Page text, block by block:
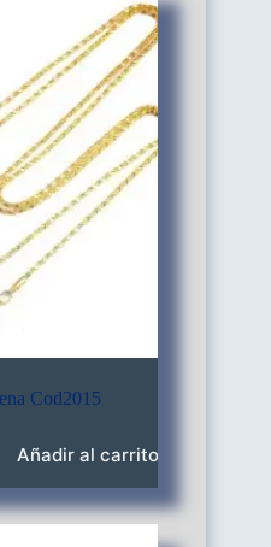
Cod2015
Añadir al carrito